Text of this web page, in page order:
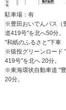
駐車場：有
※豊田おいでんバス（
道419号"を北へ50分。
"和紙のふるさと"下車
※猿投グリーンロード
419号"を北へ 20分。
※東海環状自動車道 "
20分。